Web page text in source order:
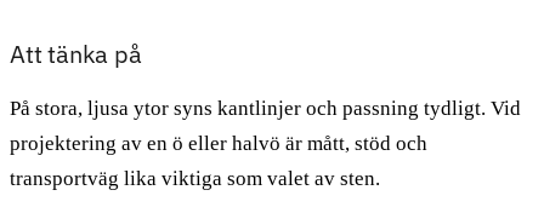
Att tänka på
På stora, ljusa ytor syns kantlinjer och passning tydligt. Vid
projektering av en ö eller halvö är mått, stöd och
transportväg lika viktiga som valet av sten.